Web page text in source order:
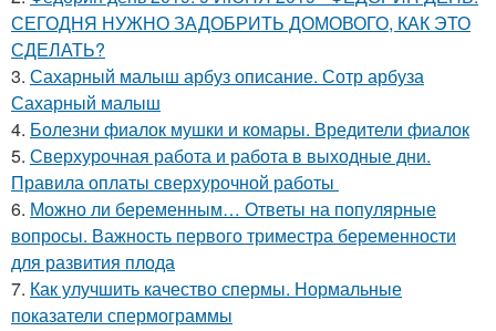
СЕГОДНЯ НУЖНО ЗАДОБРИТЬ ДОМОВОГО, КАК ЭТО
СДЕЛАТЬ?
3. Сахарный малыш арбуз описание. Сотр арбуза
Сахарный малыш
4. Болезни фиалок мушки и комары. Вредители фиалок
5. Сверхурочная работа и работа в выходные дни.
Правила оплаты сверхурочной работы
6. Можно ли беременным… Ответы на популярные
вопросы. Важность первого триместра беременности
для развития плода
7. Как улучшить качество спермы. Нормальные
показатели спермограммы